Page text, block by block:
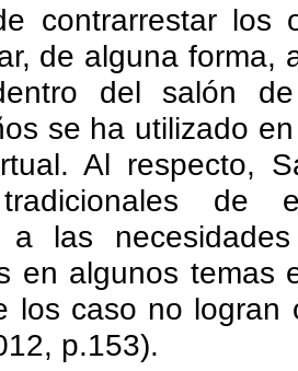
contrarrestar los
de alguna forma,
del salón
se ha utilizado
Al respecto,
de
a las
en algunos temas
los caso no logran
p.153).